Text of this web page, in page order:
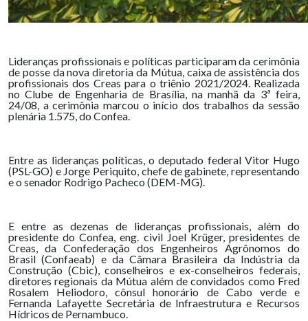
Lideranças profissionais e políticas participaram da cerimônia
de posse da nova diretoria da Mútua, caixa de assistência dos
profissionais dos Creas para o triênio 2021/2024. Realizada
no Clube de Engenharia de Brasília, na manhã da 3ª feira,
24/08, a cerimônia marcou o início dos trabalhos da sessão
plenária 1.575, do Confea.
Entre as lideranças políticas, o deputado federal Vitor Hugo
(PSL-GO) e Jorge Periquito, chefe de gabinete, representando
e o senador Rodrigo Pacheco (DEM-MG).
E entre as dezenas de lideranças profissionais, além do
presidente do Confea, eng. civil Joel Krüger, presidentes de
Creas, da Confederação dos Engenheiros Agrônomos do
Brasil (Confaeab) e da Câmara Brasileira da Indústria da
Construção (Cbic), conselheiros e ex-conselheiros federais,
diretores regionais da Mútua além de convidados como Fred
Rosalem Heliodoro, cônsul honorário de Cabo verde e
Fernanda Lafayette Secretária de Infraestrutura e Recursos
Hídricos de Pernambuco.